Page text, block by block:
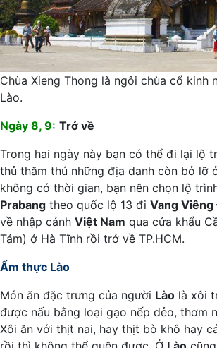
Chùa Xieng Thong là ngôi chùa cổ kinh
Lào.
Ngày 8, 9: Trở về
Trong hai ngày này bạn có thể đi lại lộ
thủ thăm thú những địa danh còn bỏ lỡ
không có thời gian, bạn nên chọn lộ
Prabang theo quốc lộ 13 đi Vang Viêng
về nhập cảnh Việt Nam qua cửa khẩu
Tám) ở Hà Tĩnh rồi trở về TP.HCM.
Ẩm thực Lào
Món ăn đặc trưng của người Lào là xôi
được nấu bằng loại gạo nếp dẻo, thơm
Xôi ăn với thịt nai, hay thịt bò khô hay